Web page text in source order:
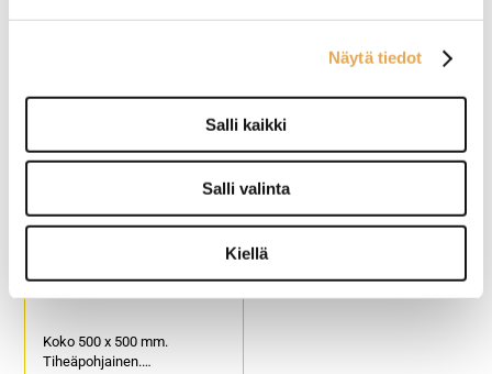
Näytä tiedot
Salli kaikki
Salli valinta
Kiellä
kiinnittää ensimmäisen 25-
lokeroisen korotusosan
lokerokoria 40 mm.
Tuotekoodi 4678.
Koko 500 x 500 mm.
Tiheäpohjainen.